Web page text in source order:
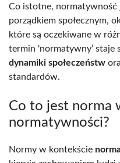
Co istotne, normatywność
porządkiem społecznym,
które są oczekiwane w
termin 'normatywny’ staje
dynamiki społeczeństw
standardów.
Co to jest norma
normatywności?
Normy w kontekście